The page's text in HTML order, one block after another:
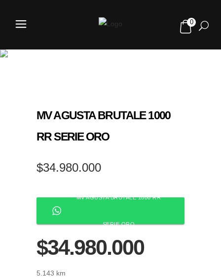
0
MV AGUSTA BRUTALE 1000
RR SERIE ORO
$34.980.000
MV AGUSTA BRUTALE 1000 RR
SERIE ORO
$34.980.000
5.143 km